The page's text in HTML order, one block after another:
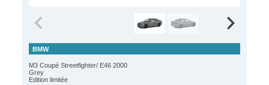
BMW
M3 Coupé Streetfighter/ E46 2000
Grey
Edition limitée